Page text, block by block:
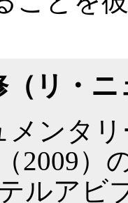
（リ・
メンタ
2009）
ルアビ